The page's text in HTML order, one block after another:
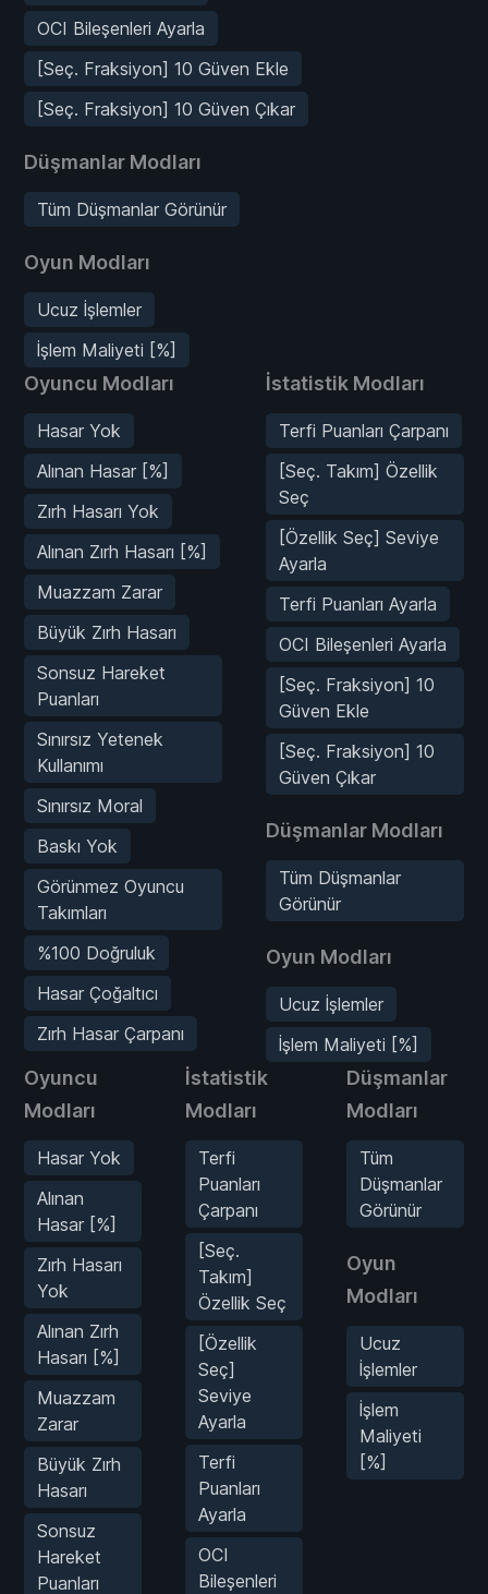
OCI Bileşenleri Ayarla
[Seç. Fraksiyon] 10 Güven Ekle
[Seç. Fraksiyon] 10 Güven Çıkar
Düşmanlar Modları
Tüm Düşmanlar Görünür
Oyun Modları
Ucuz İşlemler
İşlem Maliyeti [%]
Oyuncu Modları
Hasar Yok
Alınan Hasar [%]
Zırh Hasarı Yok
Alınan Zırh Hasarı [%]
Muazzam Zarar
Büyük Zırh Hasarı
Sonsuz Hareket
Puanları
Sınırsız Yetenek
Kullanımı
Sınırsız Moral
Baskı Yok
Görünmez Oyuncu
Takımları
%100 Doğruluk
Hasar Çoğaltıcı
Zırh Hasar Çarpanı
İstatistik Modları
Terfi Puanları Çarpanı
[Seç. Takım] Özellik
Seç
[Özellik Seç] Seviye
Ayarla
Terfi Puanları Ayarla
OCI Bileşenleri Ayarla
[Seç. Fraksiyon] 10
Güven Ekle
[Seç. Fraksiyon] 10
Güven Çıkar
Düşmanlar Modları
Tüm Düşmanlar
Görünür
Oyun Modları
Ucuz İşlemler
İşlem Maliyeti [%]
Oyuncu
Modları
Hasar Yok
Alınan
Hasar [%]
Zırh Hasarı
Yok
Alınan Zırh
Hasarı [%]
Muazzam
Zarar
Büyük Zırh
Hasarı
Sonsuz
Hareket
Puanları
İstatistik
Modları
Terfi
Puanları
Çarpanı
[Seç.
Takım]
Özellik Seç
[Özellik
Seç]
Seviye
Ayarla
Terfi
Puanları
Ayarla
OCI
Bileşenleri
Düşmanlar
Modları
Tüm
Düşmanlar
Görünür
Oyun
Modları
Ucuz
İşlemler
İşlem
Maliyeti
[%]